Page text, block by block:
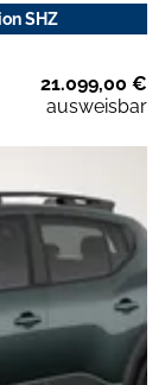
SHZ
21.099,00 €
ausweisbar